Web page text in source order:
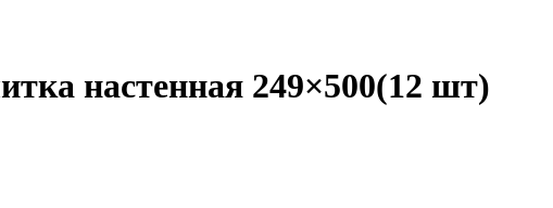
настенная 249×500(12 шт)